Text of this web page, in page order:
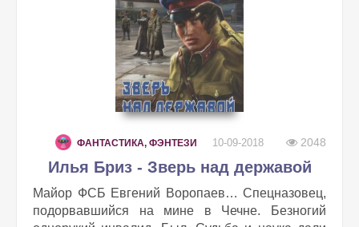
ФАНТАСТИКА, ФЭНТЕЗИ 10-09-2018 2048
Илья Бриз - Зверь над державой
Майор ФСБ Евгений Воропаев… Спецназовец,
подорвавшийся на мине в Чечне. Безногий